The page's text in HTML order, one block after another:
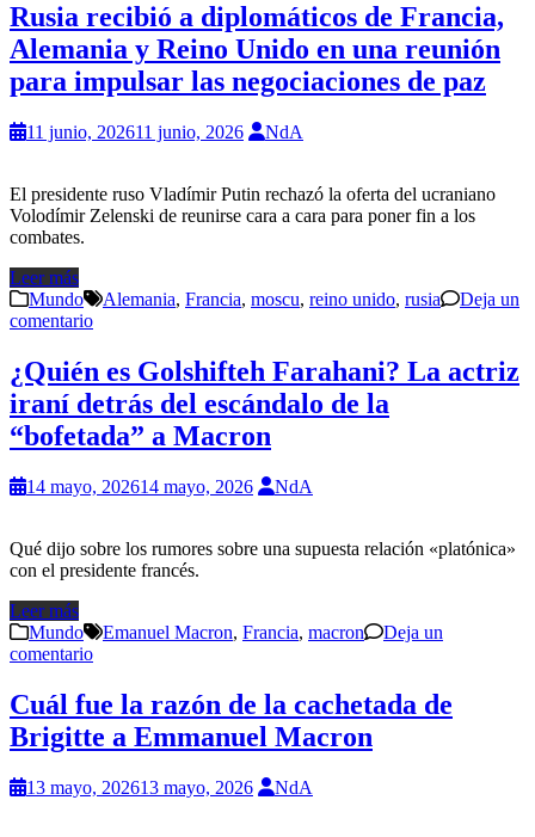
Rusia recibió a diplomáticos de Francia,
Alemania y Reino Unido en una reunión
para impulsar las negociaciones de paz
11 junio, 202611 junio, 2026 NdA
El presidente ruso Vladímir Putin rechazó la oferta del ucraniano
Volodímir Zelenski de reunirse cara a cara para poner fin a los
combates.
Leer más
Mundo
Alemania, Francia, moscu, reino unido, rusia
Deja un
comentario
¿Quién es Golshifteh Farahani? La actriz
iraní detrás del escándalo de la
“bofetada” a Macron
14 mayo, 202614 mayo, 2026 NdA
Qué dijo sobre los rumores sobre una supuesta relación «platónica»
con el presidente francés.
Leer más
Mundo
Emanuel Macron, Francia, macron
Deja un
comentario
Cuál fue la razón de la cachetada de
Brigitte a Emmanuel Macron
13 mayo, 202613 mayo, 2026 NdA